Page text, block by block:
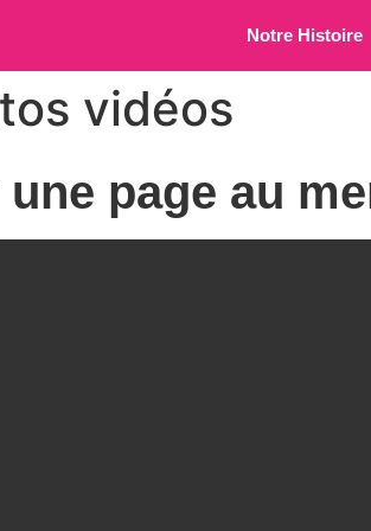
Notre Histoire
vidéos
page au